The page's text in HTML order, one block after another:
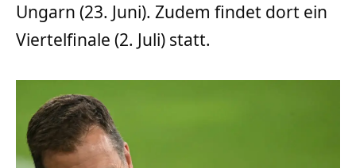
Ungarn (23. Juni). Zudem findet dort ein
Viertelfinale (2. Juli) statt.